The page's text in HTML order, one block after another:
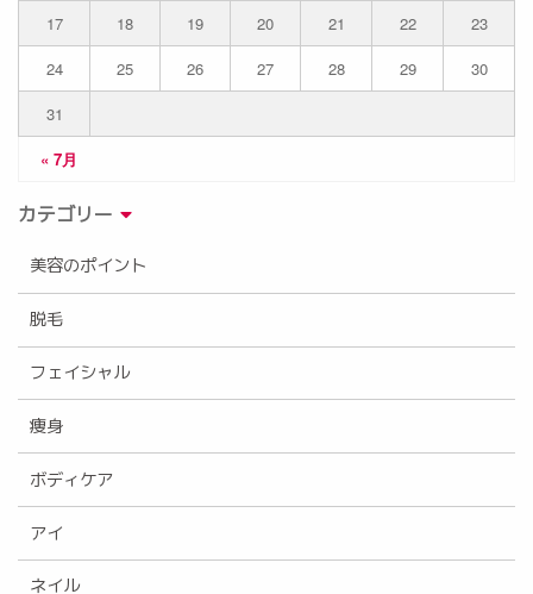
« 7月
17
18 19 20 21 22
23
24
25 26 27 28 29
30
31
カテゴリー
美容のポイント
脱毛
フェイシャル
痩身
ボディケア
アイ
ネイル